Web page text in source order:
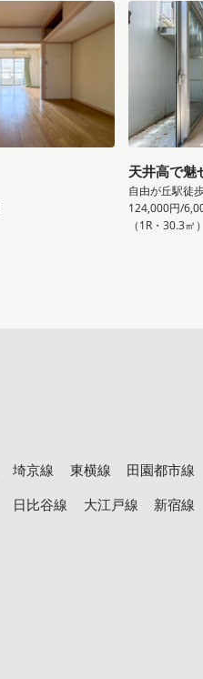
天井高で魅
自由が丘駅徒
124,000円/
（1R・30.3㎡）
埼京線 東横線
田園都市線
日比谷線 大江戸線 新宿線